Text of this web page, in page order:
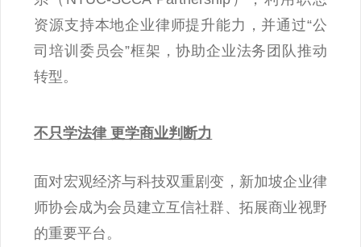
资源支持本地企业律师提升能力，并通过“公
司培训委员会”框架，协助企业法务团队推动
转型。
不只学法律 更学商业判断力
面对宏观经济与科技双重剧变，新加坡企业律
师协会成为会员建立互信社群、拓展商业视野
的重要平台。